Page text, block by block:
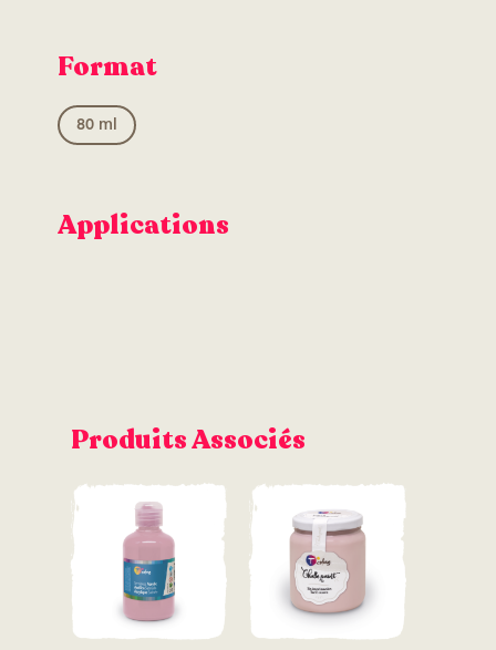
Format
80 ml
Applications
Produits Associés